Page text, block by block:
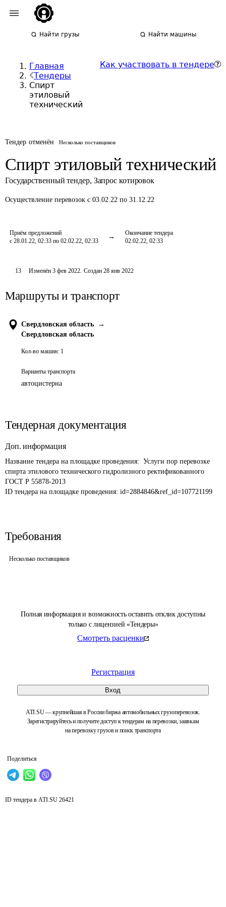
Найти грузы Найти машины
Главная
Тендеры
Спирт
этиловый
технический
Как участвовать в тендере
Тендер отменён Несколько поставщиков
Спирт этиловый технический
Государственный тендер, Запрос котировок
Осуществление перевозок с 03.02.22 по 31.12.22
Приём предложений
с 28.01.22, 02:33 по 02.02.22, 02:33
Окончание тендера
02.02.22, 02:33
Полная информация и возможность оставить отклик доступны
только с лицензией «Тендеры»
Смотреть расценки
Регистрация
Вход
ATI.SU — крупнейшая в России биржа автомобильных грузоперевозок.
Зарегистрируйтесь и получите доступ к тендерам на перевозки, заявкам
на перевозку грузов и поиск транспорта
Поделиться
13 Изменён3 фев 2022. Создан 28 янв 2022
Маршруты и транспорт
Свердловская область
→
Свердловская область
Кол-во машин: 1
Варианты транспорта
автоцистерна
Тендерная документация
Доп. информация
Название тендера на площадке проведения: Услуги пор перевозке
спирта этилового технического гидролизного ректификованного
ГОСТ Р 55878-2013
ID тендера на площадке проведения: id=2884846&ref_id=107721199
Требования
Несколько поставщиков
ID тендера в ATI.SU 26421